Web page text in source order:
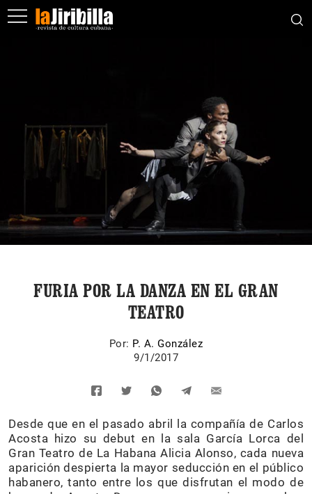
FURIA POR LA DANZA EN EL GRAN
TEATRO
Por: P. A. González
9/1/2017
Desde que en el pasado abril la compañía de Carlos
Acosta hizo su debut en la sala García Lorca del
Gran Teatro de La Habana Alicia Alonso, cada nueva
aparición despierta la mayor seducción en el público
habanero, tanto entre los que disfrutan el modo de